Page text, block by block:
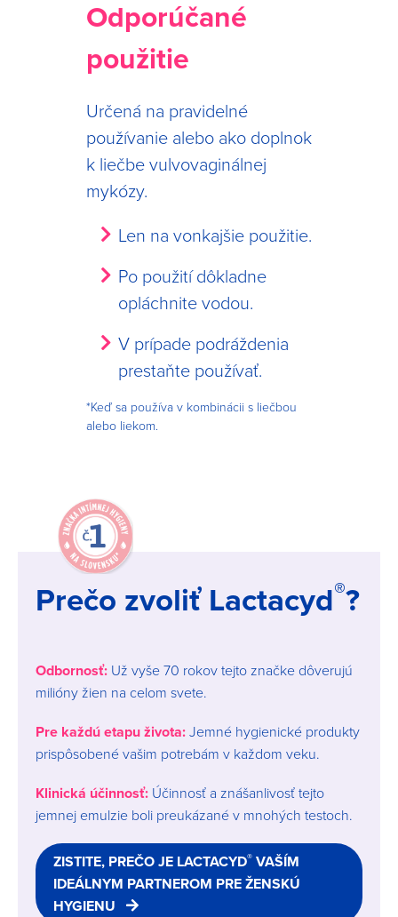
Odporúčané
použitie
Určená na pravidelné
používanie alebo ako doplnok
k liečbe vulvovaginálnej
mykózy.
Len na vonkajšie použitie.
Po použití dôkladne
opláchnite vodou.
V prípade podráždenia
prestaňte používať.
*Keď sa používa v kombinácii s liečbou
alebo liekom.
Prečo zvoliť Lactacyd®?
Odbornosť: Už vyše 70 rokov tejto značke dôverujú
milióny žien na celom svete.
Pre každú etapu života:Jemné hygienické produkty
prispôsobené vašim potrebám v každom veku.
Klinická účinnosť: Účinnosť a znášanlivosť tejto
jemnej emulzie boli preukázané v mnohých testoch.
ZISTITE, PREČO JE LACTACYD® VAŠÍM
IDEÁLNYM PARTNEROM PRE ŽENSKÚ
HYGIENU
Image